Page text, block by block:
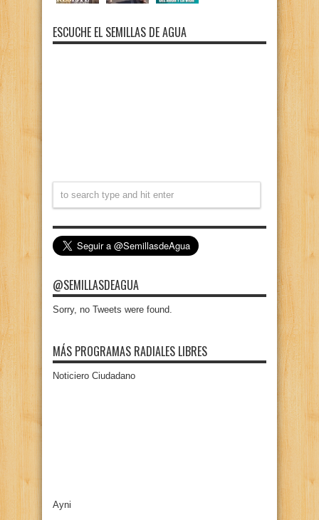
ESCUCHE EL SEMILLAS DE AGUA
@SEMILLASDEAGUA
Sorry, no Tweets were found.
MÁS PROGRAMAS RADIALES LIBRES
Noticiero Ciudadano
Ayni